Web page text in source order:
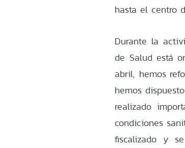
hasta el centro
Durante la
de Salud está
abril, hemos
hemos
realizado
condiciones
fiscalizado y